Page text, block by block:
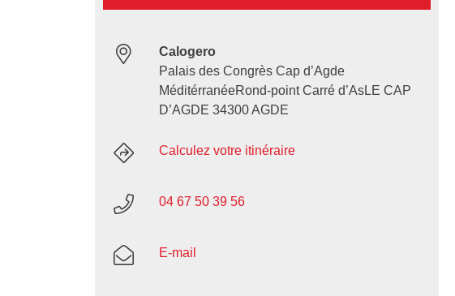
Calogero
Palais des Congrès Cap d’Agde
MéditérranéeRond-point Carré d’AsLE CAP
D’AGDE 34300 AGDE
Calculez votre itinéraire
04 67 50 39 56
E-mail